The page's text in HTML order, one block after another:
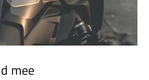
mee